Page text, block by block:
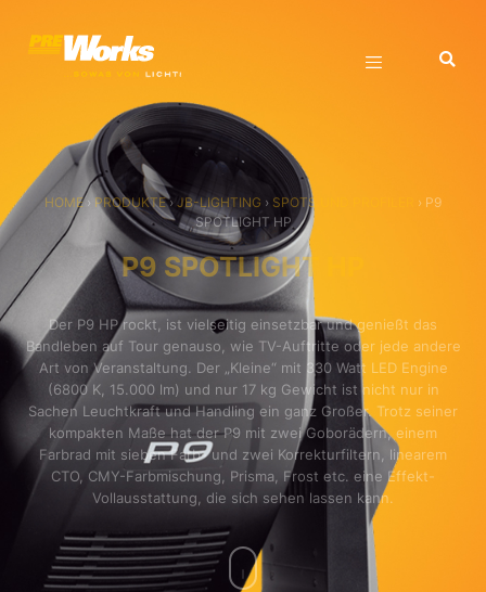
HOME › PRODUKTE › JB-LIGHTING › SPOTS UND PROFILER › P9
SPOTLIGHT HP
P9 SPOTLIGHT HP
Der P9 HP rockt, ist vielseitig einsetzbar und genießt das
Bandleben auf Tour genauso, wie TV-Auftritte oder jede andere
Art von Veranstaltung. Der „Kleine“ mit 330 Watt LED Engine
(6800 K, 15.000 lm) und nur 17 kg Gewicht ist nicht nur in
Sachen Leuchtkraft und Handling ein ganz Großer. Trotz seiner
kompakten Maße hat der P9 mit zwei Goborädern, einem
Farbrad mit sieben Farb- und zwei Korrekturfiltern, linearem
CTO, CMY-Farbmischung, Prisma, Frost etc. eine Effekt-
Vollausstattung, die sich sehen lassen kann.